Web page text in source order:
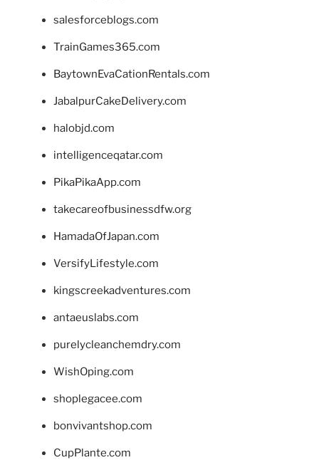
salesforceblogs.com
TrainGames365.com
BaytownEvaCationRentals.com
JabalpurCakeDelivery.com
halobjd.com
intelligenceqatar.com
PikaPikaApp.com
takecareofbusinessdfw.org
HamadaOfJapan.com
VersifyLifestyle.com
kingscreekadventures.com
antaeuslabs.com
purelycleanchemdry.com
WishOping.com
shoplegacee.com
bonvivantshop.com
CupPlante.com